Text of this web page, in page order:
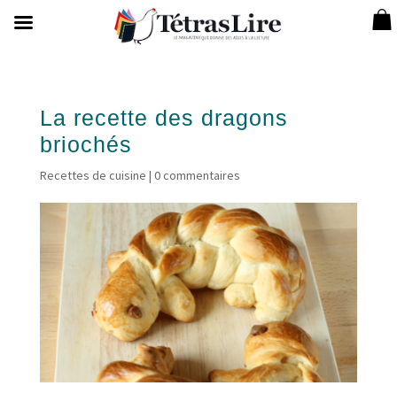
La recette des dragons
briochés
Recettes de cuisine | 0 commentaires